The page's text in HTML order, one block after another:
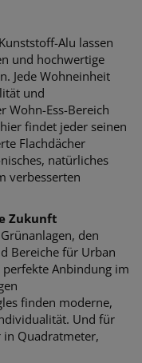
Alu lassen
und hochwertige
Jede Wohneinheit
und
Wohn-Ess-Bereich
findet jeder seinen
Flachdächer
natürliches
verbesserten
Zukunft
den
Bereiche für Urban
Anbindung im
finden moderne,
Und für
in Quadratmeter,